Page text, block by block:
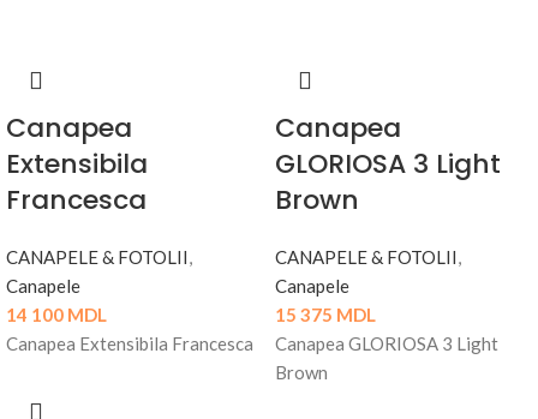
Canapea
Extensibila
Francesca
CANAPELE & FOTOLII,
Canapele
14 100 MDL
Canapea Extensibila Francesca
Canapea
GLORIOSA 3 Light
Brown
CANAPELE & FOTOLII,
Canapele
15 375 MDL
Canapea GLORIOSA 3 Light
Brown